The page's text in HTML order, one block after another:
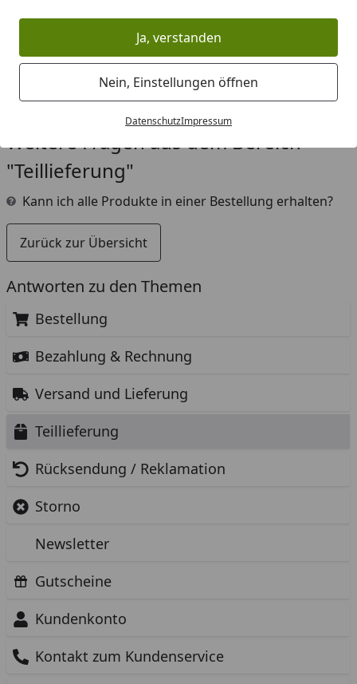
Ja, verstanden
Nein, Einstellungen öffnen
DatenschutzImpressum
Antworten zu den Themen
Bestellung
Bezahlung & Rechnung
Versand und Lieferung
Teillieferung
Rücksendung / Reklamation
Storno
Newsletter
Gutscheine
Kundenkonto
Kontakt zum Kundenservice
ersparen und Ihnen eine sichere Lieferung zu
gewährleisten, erhalten Sie daher Zubehör bei
Speditionslieferungen in der Regel
Weitere Fragen aus dem Bereich
"Teillieferung"
Kann ich alle Produkte in einer Bestellung erhalten?
Zurück zur Übersicht